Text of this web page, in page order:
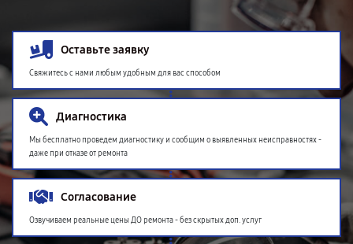
Оставьте заявку
Свяжитесь с нами любым удобным для вас способом
Диагностика
Мы бесплатно проведем диагностику и сообщим о выявленных неисправностях -
даже при отказе от ремонта
Согласование
Озвучиваем реальные цены ДО ремонта - без скрытых доп. услуг